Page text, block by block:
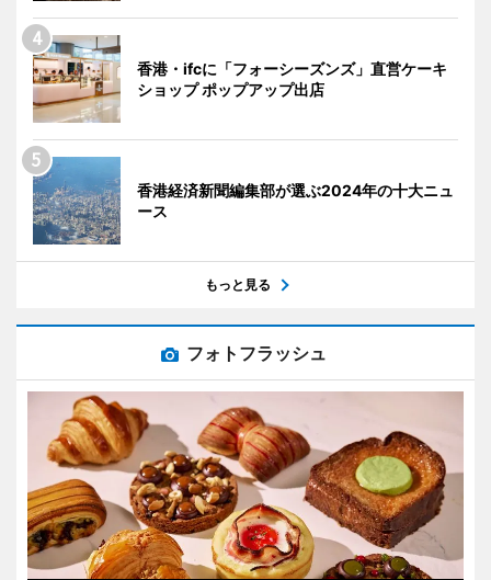
香港・ifcに「フォーシーズンズ」直営ケーキ
ショップ ポップアップ出店
香港経済新聞編集部が選ぶ2024年の十大ニュ
ース
もっと見る
フォトフラッシュ